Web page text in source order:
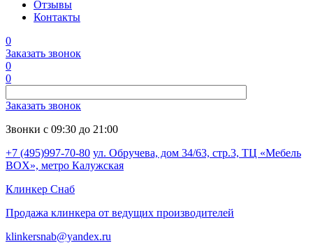
Отзывы
Контакты
0
Заказать звонок
0
0
Заказать звонок
Звонки с 09:30 до 21:00
+7 (495)997-70-80 ул. Обручева, дом 34/63, стр.3, ТЦ «Мебель
BOX», метро Калужская
Клинкер Снаб
Продажа клинкера от ведущих производителей
klinkersnab@yandex.ru